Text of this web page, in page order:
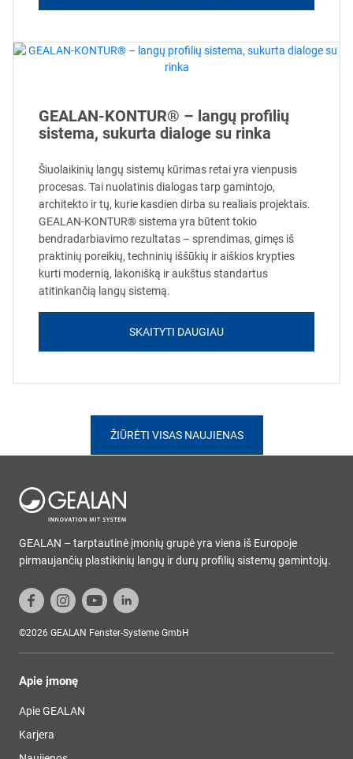
GEALAN-KONTUR® – langų profilių
sistema, sukurta dialoge su rinka
Šiuolaikinių langų sistemų kūrimas retai yra vienpusis
procesas. Tai nuolatinis dialogas tarp gamintojo,
architekto ir tų, kurie kasdien dirba su realiais projektais.
GEALAN-KONTUR® sistema yra būtent tokio
bendradarbiavimo rezultatas – sprendimas, gimęs iš
praktinių poreikių, techninių iššūkių ir aiškios krypties
kurti modernią, lakonišką ir aukštus standartus
atitinkančią langų sistemą.
SKAITYTI DAUGIAU
ŽIŪRĖTI VISAS NAUJIENAS
GEALAN – tarptautinė įmonių grupė yra viena iš Europoje
pirmaujančių plastikinių langų ir durų profilių sistemų gamintojų.
©2026 GEALAN Fenster-Systeme GmbH
Apie įmonę
Apie GEALAN
Karjera